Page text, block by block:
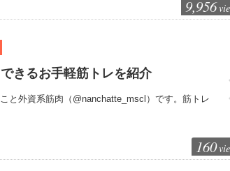
9,956
きるお手軽筋トレを紹介
と外資系筋肉（@nanchatte_mscl）です。筋トレ
160